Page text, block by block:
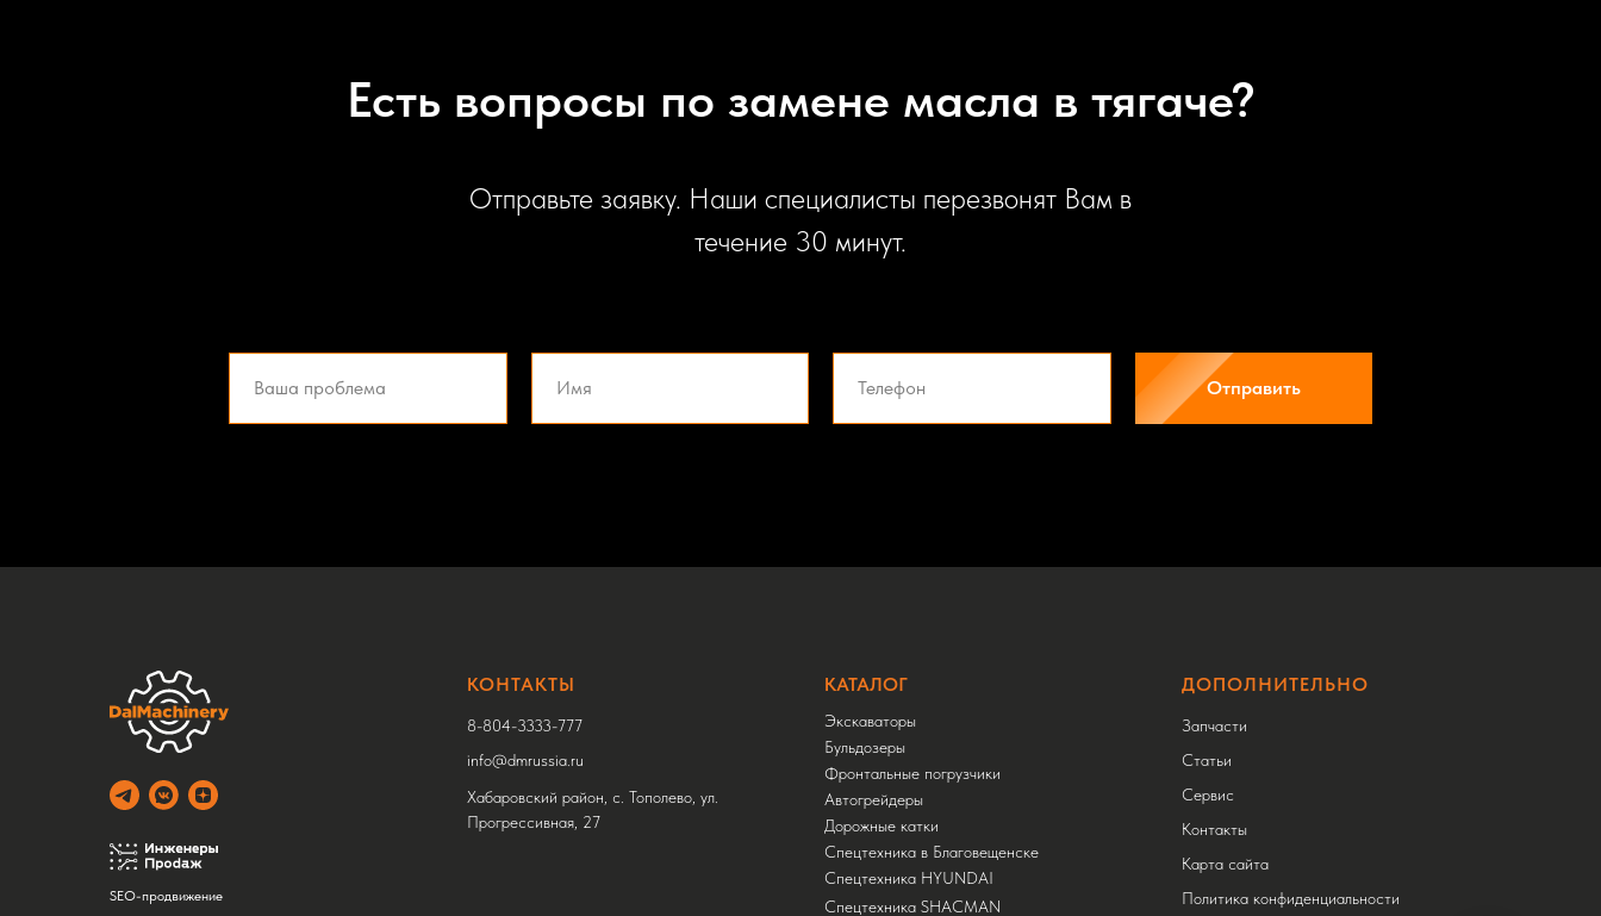
Есть вопросы по замене масла в тягаче?
Отправьте заявку. Наши специалисты перезвонят Вам в
течение 30 минут.
Отправить
Экскаваторы
Бульдозеры
Фронтальные погрузчики
Автогрейдеры
Дорожные катки
Спецтехника в Благовещенске
Спецтехника HYUNDAI
Спецтехника SHACMAN
КАТАЛОГ
SEO-продвижение
8-804-3333-777
info@dmrussia.ru
Хабаровский район, с. Тополево, ул.
Прогрессивная, 27
КОНТАКТЫ
Запчасти
Статьи
Сервис
Контакты
Карта сайта
Политика конфиденциальности
ДОПОЛНИТЕЛЬНО